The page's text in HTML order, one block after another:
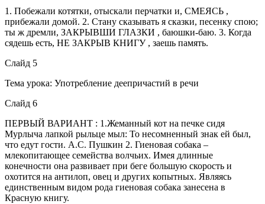
1. Побежали котятки, отыскали перчатки и, СМЕЯСЬ ,
прибежали домой. 2. Стану сказывать я сказки, песенку спою;
ты ж дремли, ЗАКРЫВШИ ГЛАЗКИ , баюшки-баю. 3. Когда
сядешь есть, НЕ ЗАКРЫВ КНИГУ , заешь память.
Слайд 5
Тема урока: Употребление деепричастий в речи
Слайд 6
ПЕРВЫЙ ВАРИАНТ : 1.Жеманный кот на печке сидя
Мурлыча лапкой рыльце мыл: То несомненный знак ей был,
что едут гости. А.С. Пушкин 2. Гиеновая собака –
млекопитающее семейства волчьих. Имея длинные
конечности она развивает при беге большую скорость и
охотится на антилоп, овец и других копытных. Являясь
единственным видом рода гиеновая собака занесена в
Красную книгу.